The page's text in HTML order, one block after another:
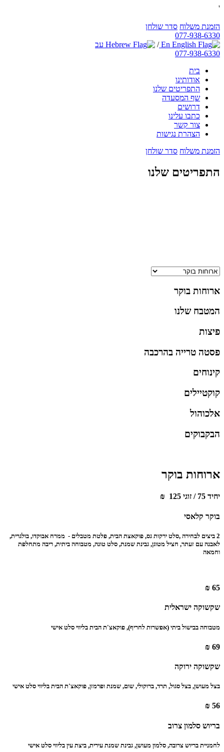
'
הזמנת משלוח סדר שולחן
077-938-6330
/
עב
077-938-6330
בית
אודותינו
התפריטים שלנו
שף המסעדה
דרושים
כתבו עלינו
צור קשר
הצהרת נגישות
הזמנת משלוח סדר שולחן
התפריטים שלנו
ארוחות בוקר
המטבח שלנו
פיצות
פסטה טרייה בהרכבה
קינוחים
קוקטיילים
אלכוהול
הבקבוקים
ארוחות בוקר
יחיד 75 / זוגי 125 ‏ ₪
בוקר קלאסי ‏
‏2 ביצים לבחירה ,סלט ירקות גס, פוקאצת הבית, פלטת מטבלים - ‏‏ ממרח אבוקדו, בולגרית,
לאבנה עם זעתר, חציל מטוגן, גבינת שמנת, סלט טונה, ‏‏מטבוחה ביתית, ריבה מתחלפת
וחמאה ‏
65 ₪
‏שקשוקה ישראלית ‏
‏מטבוחה בבישול ביתי (אפשרות לחריף), פוקאצ'ת הבית בליווי סלט אישי ‏
69 ₪
‏שקשוקה ירוקה ‏
בצל מעושן, בצל סגול, תרד, ברוקולי, שום, שמנת ופרמזן, פוקאצ'ת הבית בליווי סלט אישי ‏
56 ₪
‏בריוש סלמון צרוב ‏
לחמניית בריוש צרובה, סלמון מעושן, גבינת שמנת עירית, ביצת עין בליווי סלט אישי ‏